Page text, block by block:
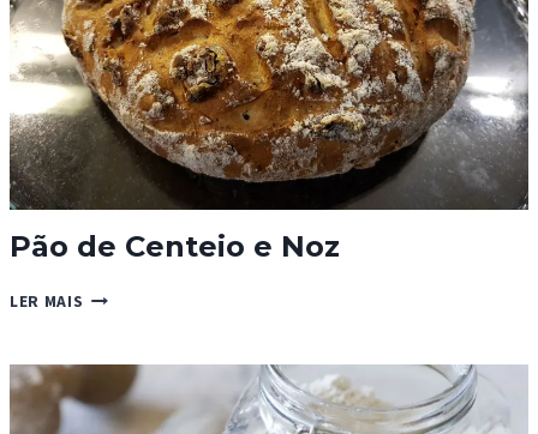
Pão de Centeio e Noz
LER MAIS PÃO
E
NOZ